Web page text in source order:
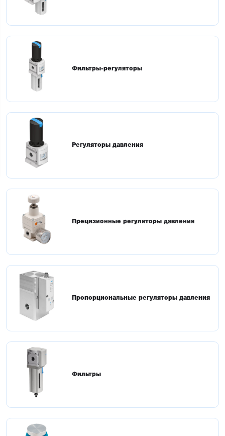
Фильтры-регуляторы
Регуляторы давления
Прецизионные регуляторы давления
Пропорциональные регуляторы давления
Фильтры